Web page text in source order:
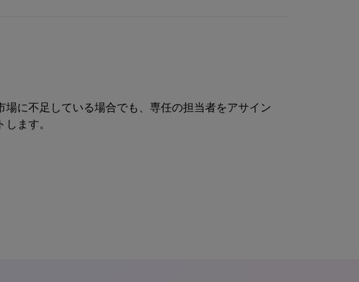
に不足している場合でも、専任の担当者をアサイン
ます。